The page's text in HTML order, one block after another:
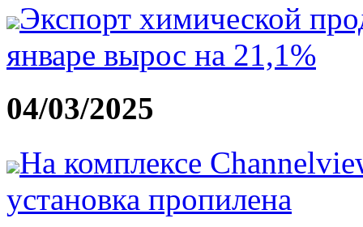
Экспорт химической
январе вырос на 21,1%
04/03/2025
На комплексе
установка пропилена